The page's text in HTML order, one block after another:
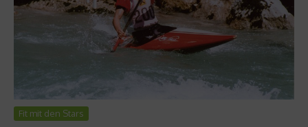
Fit mit den Stars